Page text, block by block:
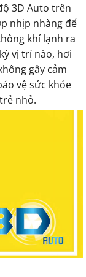
3D Auto trên
nhịp nhàng để
khí lạnh ra
vị trí nào, hơi
gây cảm
vệ sức khỏe
nhỏ.